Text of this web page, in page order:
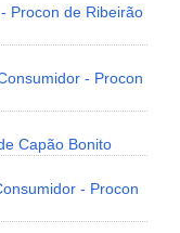
Procon de Ribeirão
- Procon
Capão Bonito
- Procon